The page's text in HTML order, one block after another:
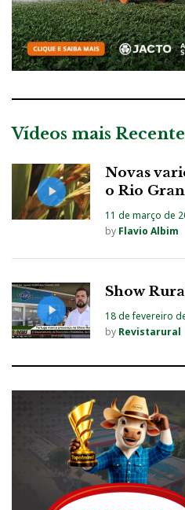
Vídeos mais
Novas
o Rio
11 de março de
by Flavio Albim
Show
18 de fevereiro
by Revistarural